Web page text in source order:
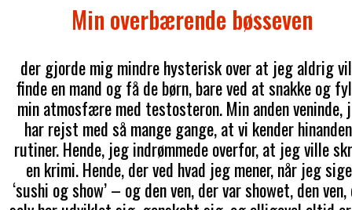
Min overbærende bøsseven
der gjorde mig mindre hysterisk over at jeg aldrig
finde en mand og få de børn, bare ved at snakke og
min atmosfære med testosteron. Min anden veninde,
har rejst med så mange gange, at vi kender
rutiner. Hende, jeg indrømmede overfor, at jeg ville
en krimi. Hende, der ved hvad jeg mener, når jeg
‘sushi og show’ – og den ven, der var showet, den